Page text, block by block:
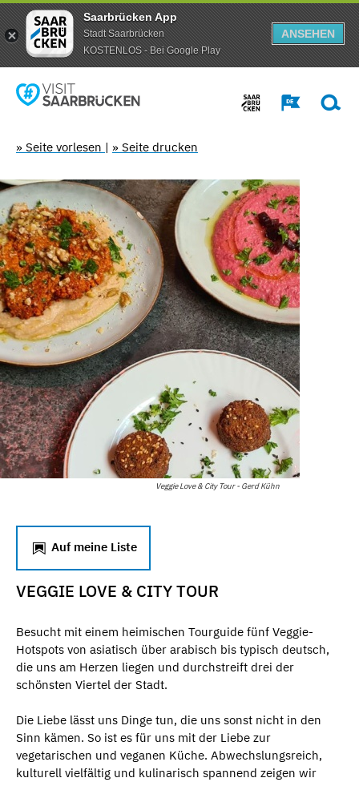
Saarbrücken App
Stadt Saarbrücken
KOSTENLOS - Bei Google Play
ANSEHEN
» Seite vorlesen | » Seite drucken
Veggie Love & City Tour - Gerd Kühn
Auf meine Liste
VEGGIE LOVE & CITY TOUR
Besucht mit einem heimischen Tourguide fünf Veggie-
Hotspots von asiatisch über arabisch bis typisch deutsch,
die uns am Herzen liegen und durchstreift drei der
schönsten Viertel der Stadt.
Die Liebe lässt uns Dinge tun, die uns sonst nicht in den
Sinn kämen. So ist es für uns mit der Liebe zur
vegetarischen und veganen Küche. Abwechslungsreich,
kulturell vielfältig und kulinarisch spannend zeigen wir